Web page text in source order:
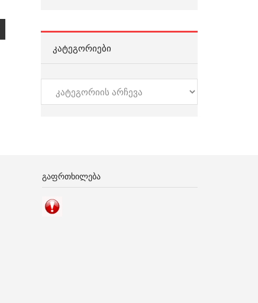
ᲙᲐᲢᲔᲒᲝᲠᲘᲔᲑᲘ
კატეგორიები
ᲒᲐᲤᲠᲗᲮᲘᲚᲔᲑᲐ